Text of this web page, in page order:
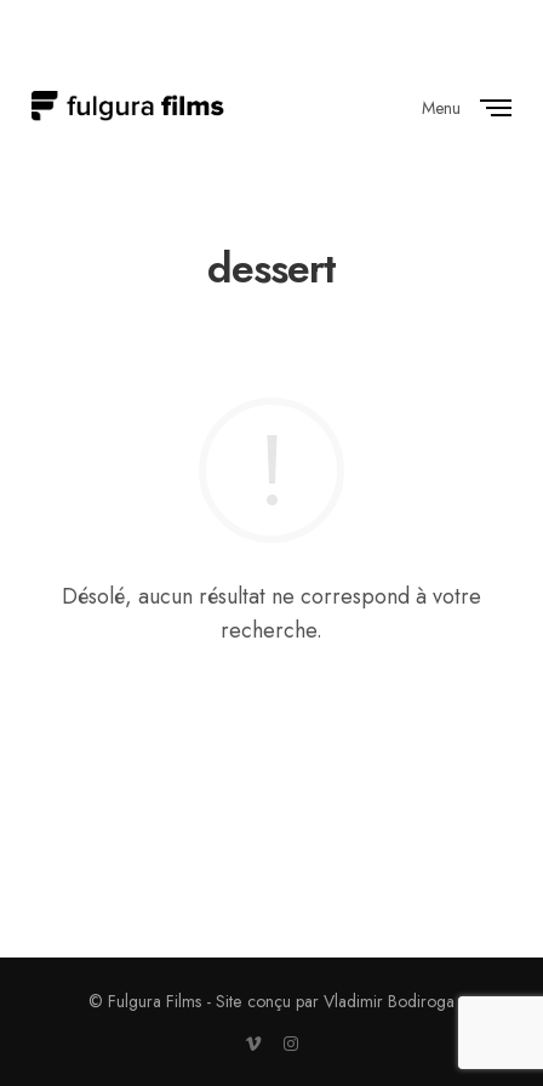
Menu
dessert
Désolé, aucun résultat ne correspond à votre
recherche.
© Fulgura Films - Site conçu par Vladimir Bodiroga